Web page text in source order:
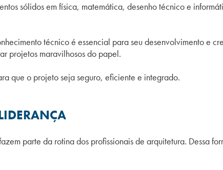
sólidos em física, matemática, desenho técnico e
técnico é essencial para seu desenvolvimento e
projetos maravilhosos do papel.
que o projeto seja seguro, eficiente e integrado.
parte da rotina dos profissionais de arquitetura. Dessa